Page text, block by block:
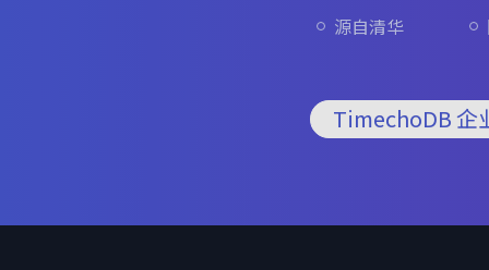
源自清华
TimechoDB 企